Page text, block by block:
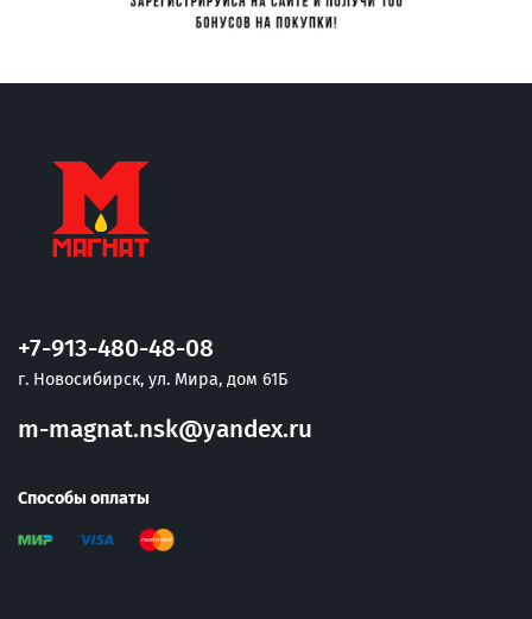
+7-913-480-48-08
г. Новосибирск, ул. Мира, дом 61Б
m-magnat.nsk@yandex.ru
Способы оплаты